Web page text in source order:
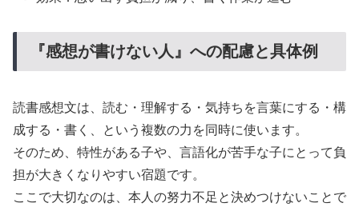
『感想が書けない人』への配慮と具体例
読書感想文は、読む・理解する・気持ちを言葉にする・構
成する・書く、という複数の力を同時に使います。
そのため、特性がある子や、言語化が苦手な子にとって負
担が大きくなりやすい宿題です。
ここで大切なのは、本人の努力不足と決めつけないことで